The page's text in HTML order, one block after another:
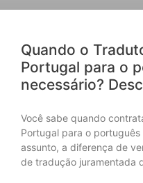
Quando o
Portugal para o
necessário?
Você sabe quando
Portugal para o
assunto, a diferença de
de tradução juramentada